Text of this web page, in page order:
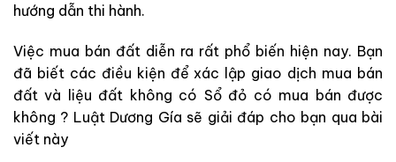
hướng dẫn thi hành.
Việc mua bán đất diễn ra rất phổ biến hiện nay. Bạn
đã biết các điều kiện để xác lập giao dịch mua bán
đất và liệu đất không có Sổ đỏ có mua bán được
không ? Luật Dương Gía sẽ giải đáp cho bạn qua bài
viết này